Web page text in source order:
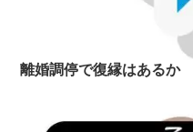
離婚調停で復縁はあるか